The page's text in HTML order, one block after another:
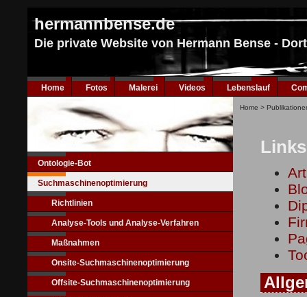
hermannbense.de
Die private Website von Hermann Bense -
Home Fotos Malerei Videos Lebenslauf
Ontologie-Bot
Suchmaschinenoptimierung
Richtlinien
Analyse-Tools und Analyse-Verfahren
Maßnahmen
Onsite-Suchmaschinenoptimierung
Offsite-Suchmaschinenoptimierung
Home >